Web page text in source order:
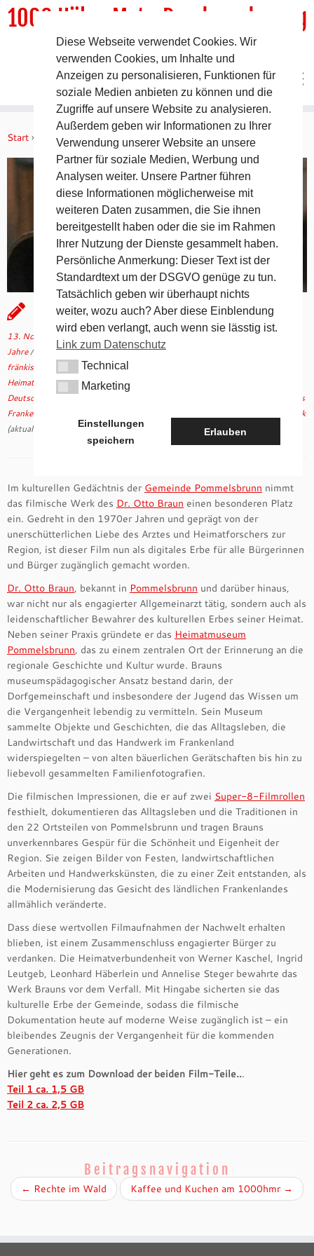
Inhalt
1000 HöhenMeterRundwanderweg
DER Rundwanderweg um Pommelsbrunn
Start » Allgemein » Blick in die Vergangenheit
Blick in die Vergangenheit
13. November 2024 verschlagwortet
Alltagsleben 1970er
Jahre/ digitale Filmarchive/Dr. Otto Braun
fränkisches Brauchtum/Gemeindegeschichte Pommelsbrunn
Heimatmuseum Pommelsbrunn/
Deutschland/kulturelle Dokumentation
ländliches
Franken
tk
(aktualisiert am
13. November 2024
Im kulturellen Gedächtnis der Gemeinde Pommelsbrunn nimmt
das filmische Werk des Dr. Otto Braun einen besonderen Platz
ein. Gedreht in den 1970er Jahren und geprägt von der
unerschütterlichen Liebe des Arztes und Heimatforschers zur
Region, ist dieser Film nun als digitales Erbe für alle Bürgerinnen
und Bürger zugänglich gemacht worden.
Dr. Otto Braun, bekannt in Pommelsbrunn und darüber hinaus,
war nicht nur als engagierter Allgemeinarzt tätig, sondern auch als
leidenschaftlicher Bewahrer des kulturellen Erbes seiner Heimat.
Neben seiner Praxis gründete er das Heimatmuseum
Pommelsbrunn, das zu einem zentralen Ort der Erinnerung an die
regionale Geschichte und Kultur wurde. Brauns
museumspädagogischer Ansatz bestand darin, der
Dorfgemeinschaft und insbesondere der Jugend das Wissen um
die Vergangenheit lebendig zu vermitteln. Sein Museum
sammelte Objekte und Geschichten, die das Alltagsleben, die
Landwirtschaft und das Handwerk im Frankenland
widerspiegelten – von alten bäuerlichen Gerätschaften bis hin zu
liebevoll gesammelten Familienfotografien.
Die filmischen Impressionen, die er auf zwei Super-8-Filmrollen
festhielt, dokumentieren das Alltagsleben und die Traditionen in
den 22 Ortsteilen von Pommelsbrunn und tragen Brauns
unverkennbares Gespür für die Schönheit und Eigenheit der
Region. Sie zeigen Bilder von Festen, landwirtschaftlichen
Arbeiten und Handwerkskünsten, die zu einer Zeit entstanden, als
die Modernisierung das Gesicht des ländlichen Frankenlandes
allmählich veränderte.
Dass diese wertvollen Filmaufnahmen der Nachwelt erhalten
blieben, ist einem Zusammenschluss engagierter Bürger zu
verdanken. Die Heimatverbundenheit von Werner Kaschel, Ingrid
Leutgeb, Leonhard Häberlein und Annelise Steger bewahrte das
Werk Brauns vor dem Verfall. Mit Hingabe sicherten sie das
kulturelle Erbe der Gemeinde, sodass die filmische
Dokumentation heute auf moderne Weise zugänglich ist – ein
bleibendes Zeugnis der Vergangenheit für die kommenden
Generationen.
Hier geht es zum Download der beiden Film-Teile...
Teil 1 ca. 1,5 GB
Teil 2 ca. 2,5 GB
Beitragsnavigation
← Rechte im Wald Kaffee und Kuchen am 1000hmr →
Diese Webseite verwendet Cookies. Wir
verwenden Cookies, um Inhalte und
Anzeigen zu personalisieren, Funktionen für
soziale Medien anbieten zu können und die
Zugriffe auf unsere Website zu analysieren.
Außerdem geben wir Informationen zu Ihrer
Verwendung unserer Website an unsere
Partner für soziale Medien, Werbung und
Analysen weiter. Unsere Partner führen
diese Informationen möglicherweise mit
weiteren Daten zusammen, die Sie ihnen
bereitgestellt haben oder die sie im Rahmen
Ihrer Nutzung der Dienste gesammelt haben.
Persönliche Anmerkung: Dieser Text ist der
Standardtext um der DSGVO genüge zu tun.
Tatsächlich geben wir überhaupt nichts
weiter, wozu auch? Aber diese Einblendung
wird eben verlangt, auch wenn sie lässtig ist.
Link zum Datenschutz
TechnicalTechnical
MarketingMarketing
Einstellungen
speichern
Erlauben